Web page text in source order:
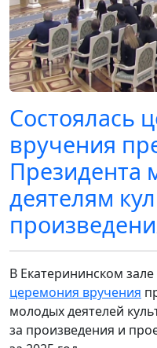
Состоялась
вручения
Президента
деятелям
В Екатерининском
церемония вручения
молодых деятелей
за произведения и